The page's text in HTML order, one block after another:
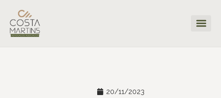
20/11/2023